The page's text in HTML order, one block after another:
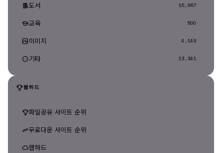
도서 15,967
교육 500
이미지 4,149
기타 13,341
웹하드
파일공유 사이트 순위
무료다운 사이트 순위
웹하드